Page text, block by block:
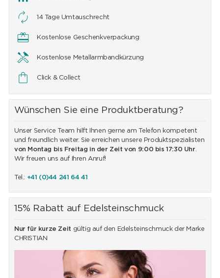
14 Tage Umtauschrecht
Kostenlose Geschenkverpackung
Kostenlose Metallarmbandkürzung
Click & Collect
Wünschen Sie eine Produktberatung?
Unser Service Team hilft Ihnen gerne am Telefon kompetent
und freundlich weiter. Sie erreichen unsere Produktspezialisten
von Montag bis Freitag in der Zeit von 9:00 bis 17:30 Uhr.
Wir freuen uns auf Ihren Anruf!
Tel.: +41 (0)44 241 64 41
15% Rabatt auf Edelsteinschmuck
Nur für kurze Zeit gültig auf den Edelsteinschmuck der Marke
CHRISTIAN